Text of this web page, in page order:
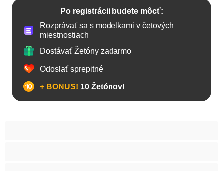
Po registrácii budete môcť:
Rozprávať sa s modelkami v četových
miestnostiach
Dostávať Žetóny zadarmo
Odoslať sprepitné
+ BONUS! 10 Žetónov!